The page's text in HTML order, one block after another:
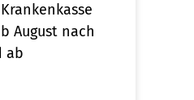
August nach
ab